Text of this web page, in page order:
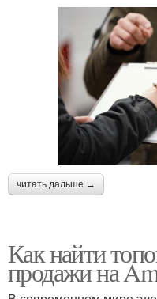
читать дальше →
Как найти
продажи на